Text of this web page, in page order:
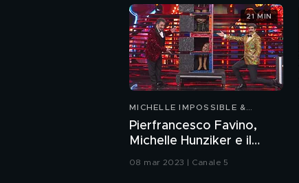
MICHELLE IMPOSSIBLE &
Pierfrancesco Favino,
Michelle Hunziker e il
nuovo numero di magia
08 mar 2023 | Canale 5
21 MIN